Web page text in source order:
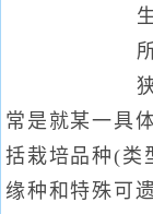
常是就某一具
括栽培品种(类
缘种和特殊可